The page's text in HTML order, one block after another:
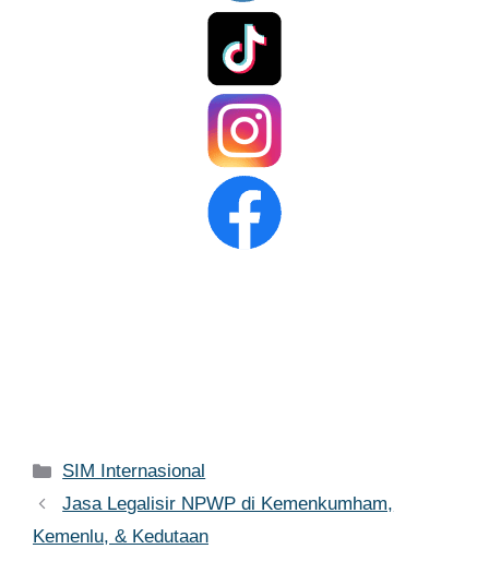
Kategori
SIM Internasional
Jasa Legalisir NPWP di Kemenkumham,
Kemenlu, & Kedutaan